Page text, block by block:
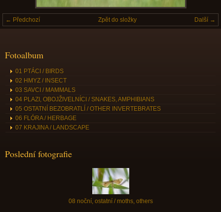
← Předchozí Další →
Zpět do složky
Fotoalbum
01 PTÁCI / BIRDS
02 HMYZ / INSECT
03 SAVCI / MAMMALS
04 PLAZI, OBOJŽIVELNÍCI / SNAKES, AMPHIBIANS
05 OSTATNÍ BEZOBRATLÍ / OTHER INVERTEBRATES
06 FLÓRA / HERBAGE
07 KRAJINA / LANDSCAPE
Poslední fotografie
08 noční, ostatní / moths, others